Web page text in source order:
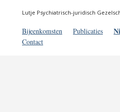
Lutje Psychiatrisch-juridisch
Bijeenkomsten Publicaties
Contact